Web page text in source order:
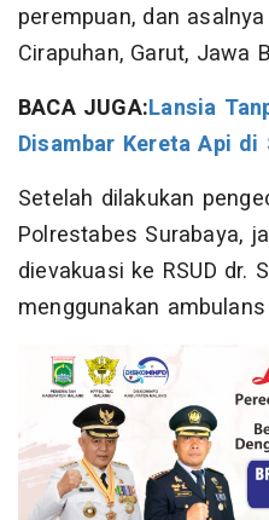
perempuan, dan
Cirapuhan, Garut, Jawa
BACA JUGA:Lansia
Disambar Kereta Api di
Setelah dilakukan
Polrestabes Surabaya,
dievakuasi ke RSUD dr.
menggunakan